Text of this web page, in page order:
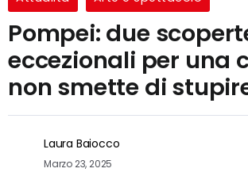
Pompei: due
eccezionali per una
non smette di
Laura Baiocco
Marzo 23, 2025